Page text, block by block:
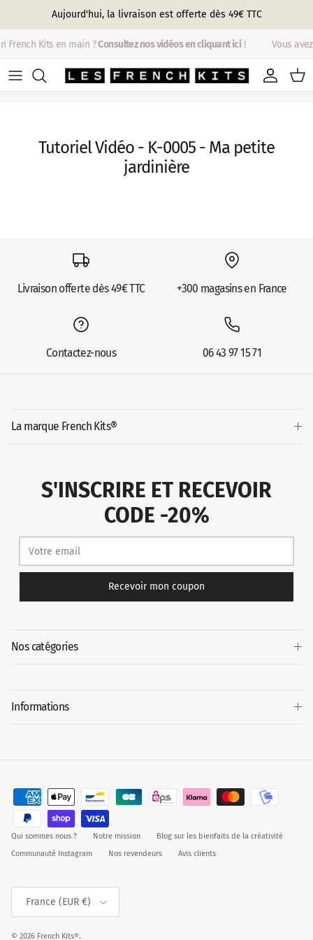
Aller au contenu
Aujourd'hui, la livraison est offerte dès 49€ TTC
French Kits en main ?Consultez nos vidéos en cliquant ici! Vous
Compte
Tutoriel Vidéo - K-0005 - Ma petite
jardinière
Livraison offerte dès 49€ TTC +300 magasins en France
Contactez-nous 06 43 97 15 71
La marque French Kits®
S'INSCRIRE ET RECEVOIR
CODE -20%
Recevoir mon coupon
Nos catégories
Informations
Qui sommes nous ? Notre mission
Blog sur les bienfaits de la créativité
Communauté Instagram
Nos revendeurs Avis clients
France (EUR €)
© 2026 French Kits®.